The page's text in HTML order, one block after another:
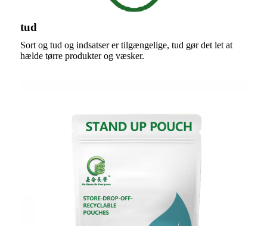
tud
Sort og tud og indsatser er tilgængelige, tud gør det let at
hælde tørre produkter og væsker.